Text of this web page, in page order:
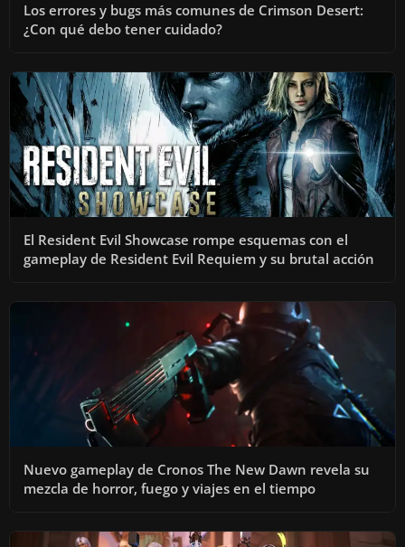
Los errores y bugs más comunes de Crimson Desert:
¿Con qué debo tener cuidado?
El Resident Evil Showcase rompe esquemas con el
gameplay de Resident Evil Requiem y su brutal acción
Nuevo gameplay de Cronos The New Dawn revela su
mezcla de horror, fuego y viajes en el tiempo